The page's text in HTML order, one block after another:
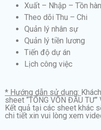
Xuất – Nhập – Tồn
Theo dõi Thu – Chi
Quản lý nhân sự
Quản lý tiền lương
Tiến độ dự án
Lịch công việc
* Hướng dẫn sử dụng:
sheet “TỔNG VỐN ĐẦU TƯ”
Kết quả tại các sheet khác
chi tiết xin vui lòng xem